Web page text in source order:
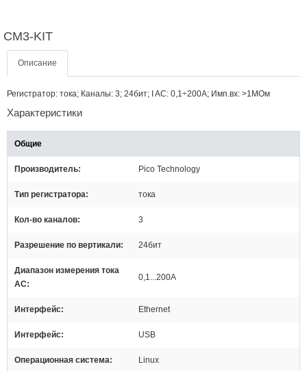
CM3-KIT
Описание
Регистратор: тока; Каналы: 3; 24бит; I AC: 0,1÷200А; Имп.вх: >1МОм
Характеристики
Общие
Производитель Pico Technology
Тип регистратора тока
Кол-во каналов 3
Разрешение по вертикали 24бит
Диапазон измерения тока
AC
0,1...200А
Интерфейс Ethernet
Интерфейс USB
Операционная система Linux